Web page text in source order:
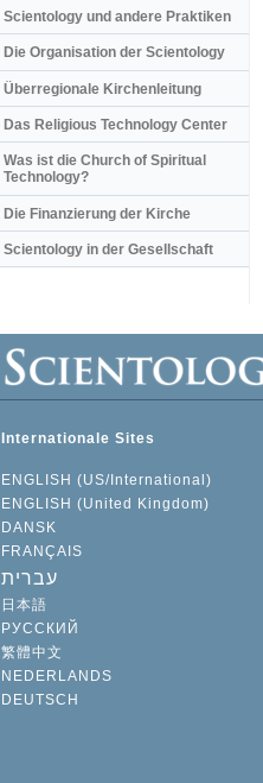
Scientology und andere Praktiken
Die Organisation der Scientology
Überregionale Kirchenleitung
Das Religious Technology Center
Was ist die Church of Spiritual
Technology?
Die Finanzierung der Kirche
Scientology in der Gesellschaft
Internationale Sites
ENGLISH (US/International)
ENGLISH (United Kingdom)
DANSK
FRANÇAIS
עברית
日本語
РУССКИЙ
繁體中文
NEDERLANDS
DEUTSCH